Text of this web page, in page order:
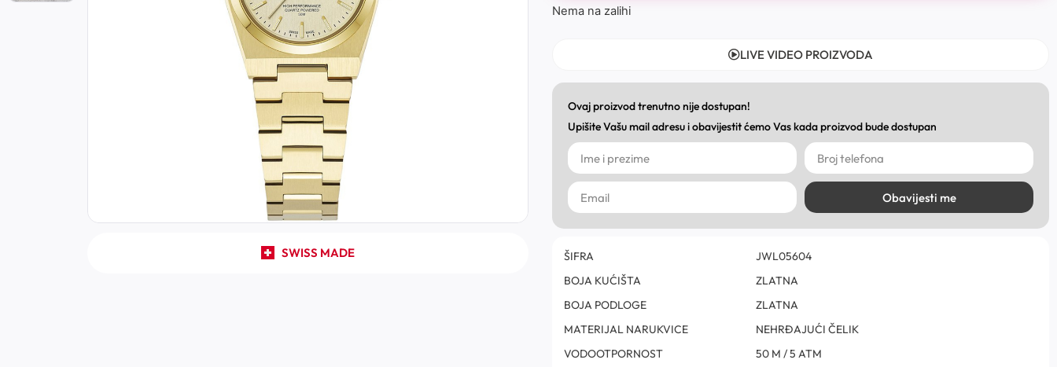
SWISS MADE
Nema na zalihi
LIVE VIDEO PROIZVODA
Ovaj proizvod trenutno nije dostupan!
Upišite Vašu mail adresu i obavijestit ćemo Vas kada proizvod bude dostupan
Obavijesti me
ŠIFRA
JWL05604
BOJA KUĆIŠTA
ZLATNA
BOJA PODLOGE
ZLATNA
MATERIJAL NARUKVICE
NEHRĐAJUĆI ČELIK
VODOOTPORNOST
50 M / 5 ATM